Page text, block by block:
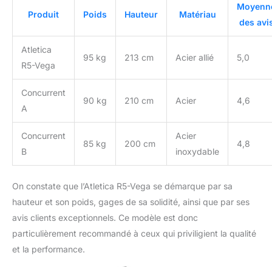
Produit Poids Hauteur Matériau
des
Atletica
R5-Vega
95 kg 213 cm Acier allié 5,0
Concurrent
A
90 kg 210 cm Acier 4,6
Concurrent
B
85 kg 200 cm
Acier
inoxydable
4,8
On constate que l’Atletica R5-Vega se démarque par sa
hauteur et son poids, gages de sa solidité, ainsi que par ses
avis clients exceptionnels. Ce modèle est donc
particulièrement recommandé à ceux qui priviligient la qualité
et la performance.